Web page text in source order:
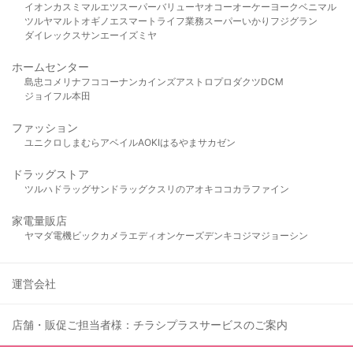
イオンカスミ マルエツスーパーバリューヤオコーオーケー ヨークベニマル
ツルヤマルト オギノ エスマート ライフ業務スーパーいかり フジグラン
ダイレックスサンエーイズミヤ
ホームセンター
島忠 コメリ ナフコ コーナンカインズアストロプロダクツDCM
ジョイフル本田
ファッション
ユニクロ しまむら アベイルAOKIはるやま サカゼン
ドラッグストア
ツルハドラッグサンドラッグクスリのアオキ ココカラファイン
家電量販店
ヤマダ電機ビックカメラ エディオンケーズデンキ コジマジョーシン
運営会社
店舗・販促ご担当者様：チラシプラスサービスのご案内